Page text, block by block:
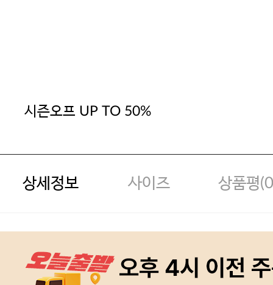
시즌오프 UP TO 50%
상세정보 사이즈 상품평(0